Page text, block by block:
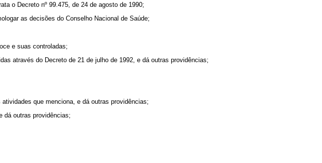
o Decreto nº 99.475, de 24 de agosto de 1990;
as decisões do Conselho Nacional de Saúde;
e suas controladas;
através do Decreto de 21 de julho de 1992, e dá outras providências;
que menciona, e dá outras providências;
dá outras providências;